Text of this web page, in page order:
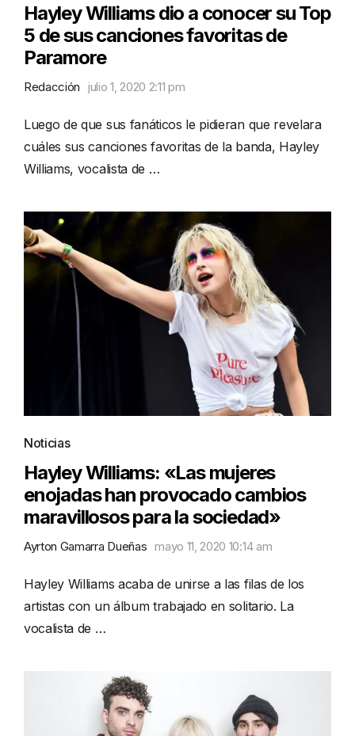
Hayley Williams dio a conocer su Top
5 de sus canciones favoritas de
Paramore
Redacción julio 1, 2020 2:11 pm
Luego de que sus fanáticos le pidieran que revelara
cuáles sus canciones favoritas de la banda, Hayley
Williams, vocalista de …
Noticias
Hayley Williams: «Las mujeres
enojadas han provocado cambios
maravillosos para la sociedad»
Ayrton Gamarra Dueñas mayo 11, 2020 10:14 am
Hayley Williams acaba de unirse a las filas de los
artistas con un álbum trabajado en solitario. La
vocalista de …